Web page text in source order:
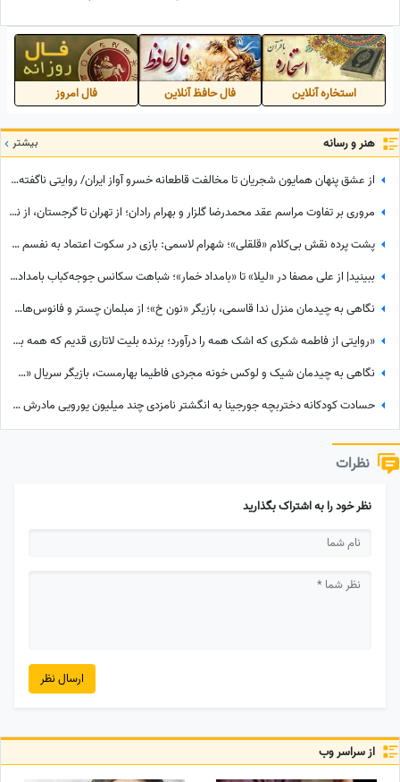
که ....
استخاره آنلاین فال حافظ آنلاین فال امروز
هنر و رسانه بیشتر
از عشق پنهان همایون شجریان تا مخالفت قاطعانه خسرو آواز ایران/ روایتی ناگفته از رویایی که در سایه موسیقی ماند!
مروری بر تفاوت مراسم عقد محمدرضا گلزار و بهرام رادان؛ از تهران تا گرجستان، از نگاه عاشقانه رادان به مینا تا نگاه رو به آسمان گلزار هنگام خطبه عقد + عکس
پشت پرده نقش بی‌کلام «قلقلی»؛ شهرام لاسمی: بازی در سکوت اعتماد به نفسم را از من گرفت! مدیون این بازیگر معروف هستم، دستاشو می‌بوسم، دخترم خیلی به من کمک کرد+ویدئو
ببینید| از علی مصفا در «لیلا» تا «بامداد خمار»؛ شباهت سکانس جوجه‌کباب بامداد خمار و لیلا سوژه شد
نگاهی به چیدمان منزل ندا قاسمی، بازیگر «نون خ»؛ از مبلمان چستر و فانوس‌های دکوراتیو تا کابینت شیشه‌ای و آباژورهای کلاسیک
«روایتی از فاطمه شکری که اشک همه را درآورد؛ برنده بلیت لاتاری قدیم که همه برده‌اش را خرج دیگران کرد، اکنون بی‌مهری می‌بیند!»
نگاهی به چیدمان شیک و لوکس خونه مجردی فاطیما بهارمست، بازیگر سریال «صفا با خانواده» / از مبلمان کلاسیک و پرده‌های اعیانی تا کتاب‌خونه و ...
حسادت کودکانه دختربچه جورجینا به انگشتر نامزدی چند میلیون یورویی مادرش که رونالدو به او هدیه داده بود!
نظرات
نظر خود را به اشتراک بگذارید
ارسال نظر
از سراسر وب